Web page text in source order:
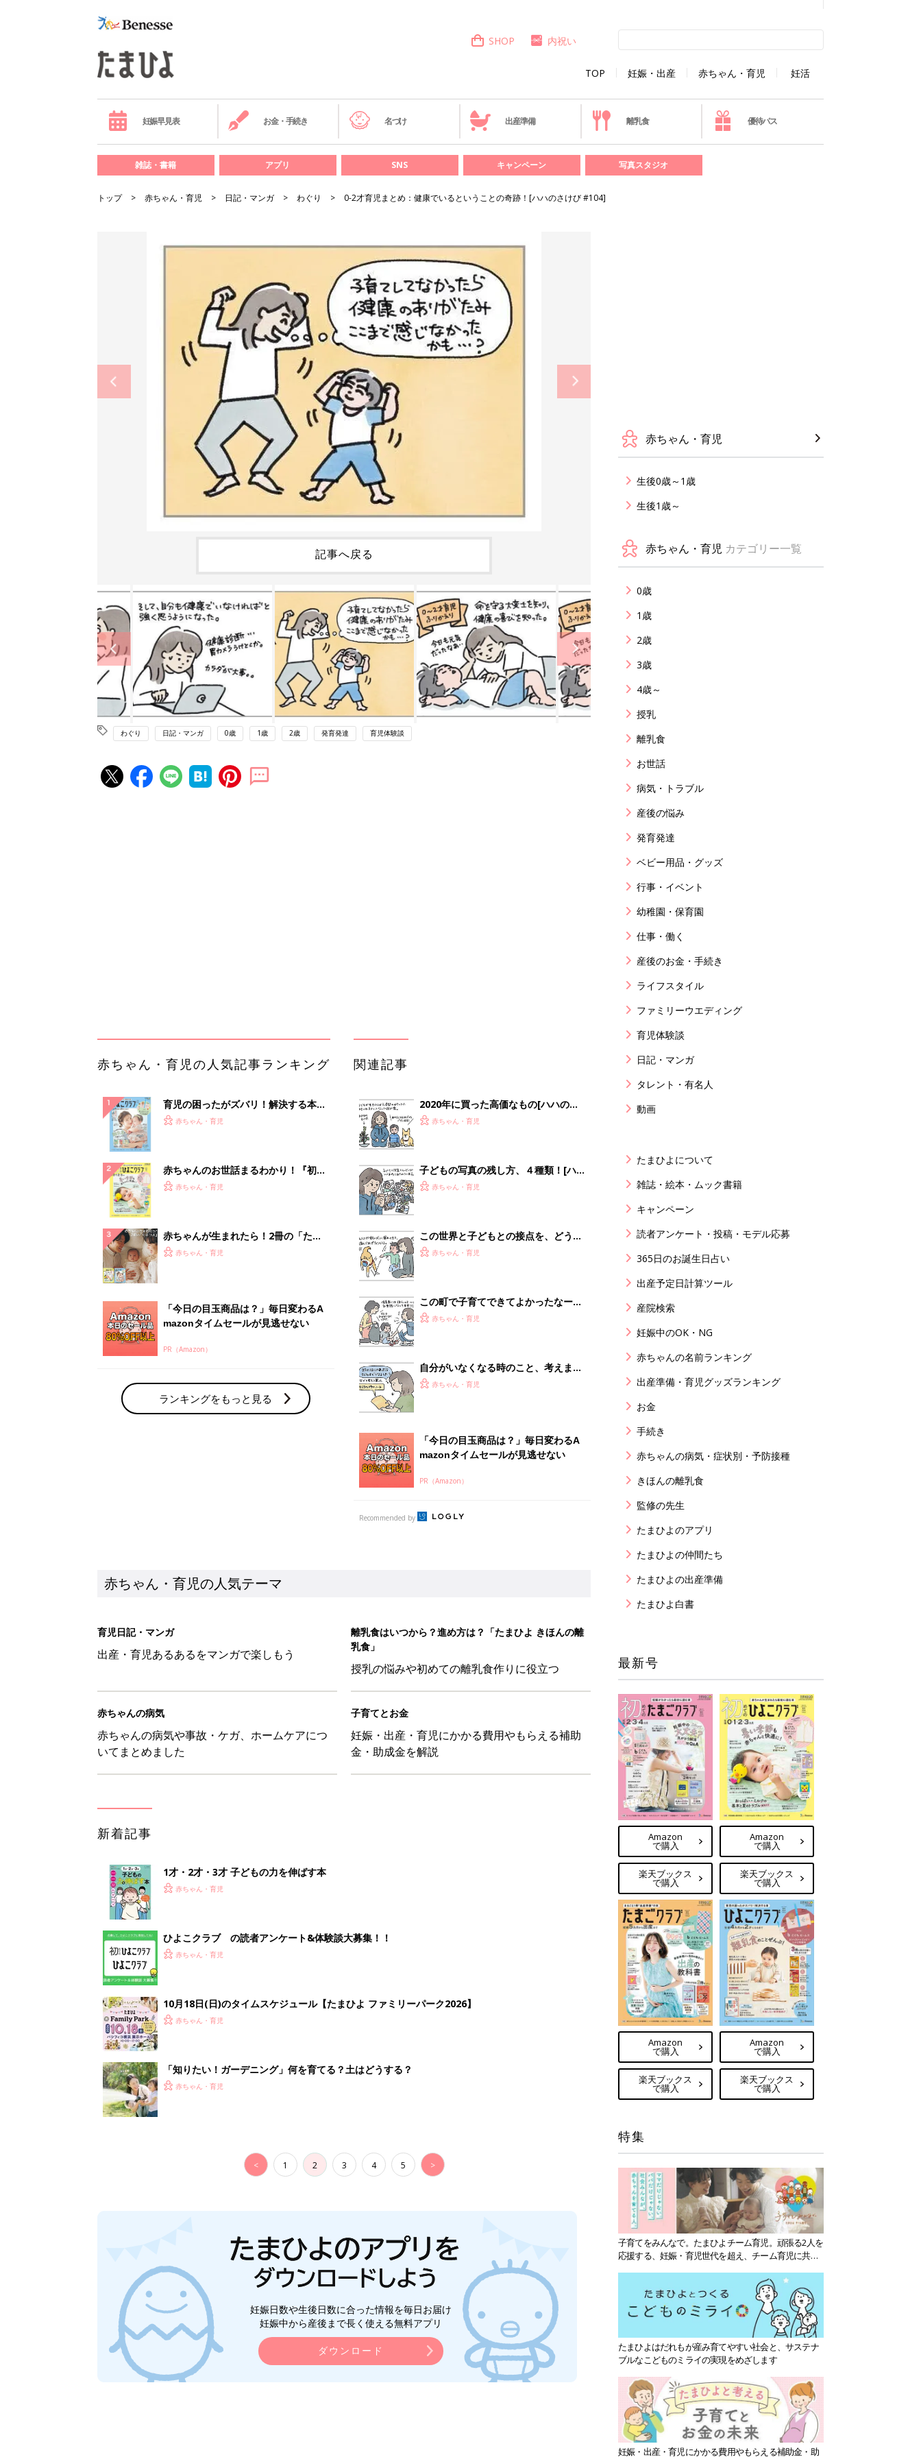
TOP 妊娠・出産 赤ちゃん・育児 妊活
SHOP 内祝い
妊娠早見表 お金・手続き 名づけ 出産準備 離乳食 優待パス
雑誌・書籍 アプリ SNS キャンペーン 写真スタジオ
トップ 赤ちゃん・育児 日記・マンガ わぐり 0-2才育児まとめ：健康でいるということの奇跡！[ハハのさけび #104]
記事へ戻る
わぐり 日記・マンガ 0歳 1歳 2歳 発育発達 育児体験談
mazonタイムセールが見逃せない
PR（Amazon）
ランキングをもっと見る
mazonタイムセールが見逃せない
PR（Amazon）
赤ちゃん・育児の人気テーマ
育児日記・マンガ
離乳食はいつから？進め方は？「たまひよ きほんの離
授乳の悩みや初めての離乳食作りに役立つ
子育てとお金
妊娠・出産・育児にかかる費用やもらえる補助
金・助成金を解説
赤ちゃん・育児
ひよこクラブ の読者アンケート&体験談大募集！！
赤ちゃん・育児
10月18日(日)のタイムスケジュール【たまひよ ファミリーパーク2026】
< 1 2 3 4
赤ちゃん・育児
生後0歳～1歳
生後1歳～
赤ちゃん・育児 カテゴリー一覧
0歳
1歳
2歳
3歳
4歳～
授乳
離乳食
お世話
病気・トラブル
産後の悩み
発育発達
ベビー用品・グッズ
行事・イベント
幼稚園・保育園
仕事・働く
産後のお金・手続き
ライフスタイル
ファミリーウエディング
育児体験談
日記・マンガ
タレント・有名人
動画
たまひよについて
雑誌・絵本・ムック書籍
キャンペーン
読者アンケート・投稿・モデル応募
365日のお誕生日占い
出産予定日計算ツール
産院検索
妊娠中のOK・NG
赤ちゃんの名前ランキング
出産準備・育児グッズランキング
お金
手続き
赤ちゃんの病気・症状別・予防接種
きほんの離乳食
監修の先生
たまひよのアプリ
たまひよの仲間たち
たまひよの出産準備
たまひよ白書
最新号
Amazon
で購入
楽天ブックス
で購入
Amazon
で購入
楽天ブックス
で購入
Amazon
で購入
楽天ブックス
で購入
Amazon
で購入
楽天ブックス
で購入
特集
子育てをみんなで。たまひよチーム育児。頑張る2人を
応援する、妊娠・育児世代を超え、チーム育児に共感
たまひよはだれもが産み育てやすい社会と、サステナ
ブルなこどものミライの実現をめざします
妊娠・出産・育児にかかる費用やもらえる補助金・助